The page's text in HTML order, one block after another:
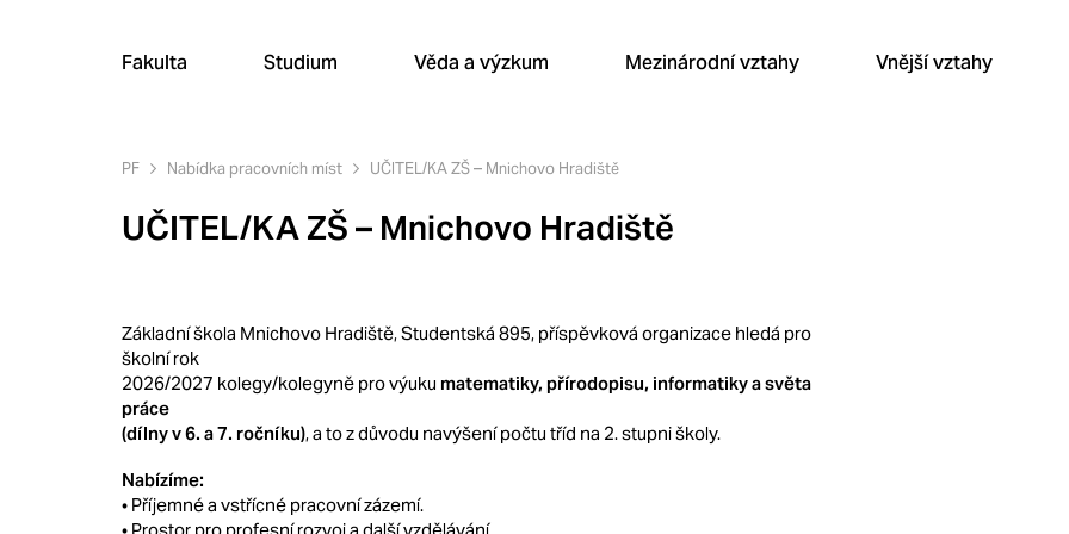
Fakulta Studium Věda a výzkum Mezinárodní vztahy Vnější vztahy
PF Nabídka pracovních míst UČITEL/KA ZŠ – Mnichovo Hradiště
UČITEL/KA ZŠ – Mnichovo Hradiště
Základní škola Mnichovo Hradiště, Studentská 895, příspěvková organizace hledá pro
školní rok
2026/2027 kolegy/kolegyně pro výuku matematiky, přírodopisu, informatiky a světa
práce
(dílny v 6. a 7. ročníku), a to z důvodu navýšení počtu tříd na 2. stupni školy.
Nabízíme:
• Příjemné a vstřícné pracovní zázemí.